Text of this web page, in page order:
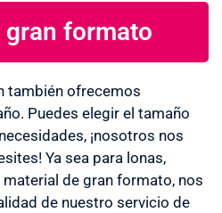
formato
también ofrecemos
Puedes elegir el tamaño
¡nosotros nos
Ya sea para lonas,
de gran formato, nos
de nuestro servicio de